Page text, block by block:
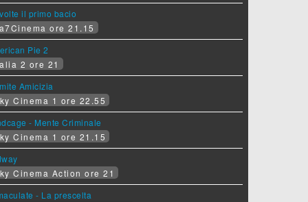
il primo bacio
ore 21.15
Pie 2
2 ore 21
Amicizia
Cinema 1 ore 22.55
- Mente Criminale
Cinema 1 ore 21.15
Cinema Action ore 21
- La prescelta